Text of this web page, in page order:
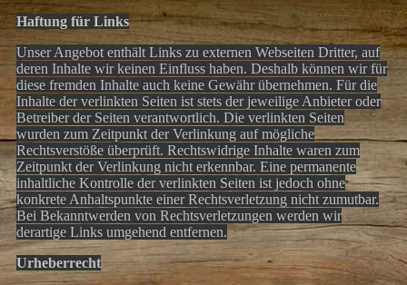
Haftung für Links
Unser Angebot enthält Links zu externen Webseiten Dritter, auf
deren Inhalte wir keinen Einfluss haben. Deshalb können wir für
diese fremden Inhalte auch keine Gewähr übernehmen. Für die
Inhalte der verlinkten Seiten ist stets der jeweilige Anbieter oder
Betreiber der Seiten verantwortlich. Die verlinkten Seiten
wurden zum Zeitpunkt der Verlinkung auf mögliche
Rechtsverstöße überprüft. Rechtswidrige Inhalte waren zum
Zeitpunkt der Verlinkung nicht erkennbar. Eine permanente
inhaltliche Kontrolle der verlinkten Seiten ist jedoch ohne
konkrete Anhaltspunkte einer Rechtsverletzung nicht zumutbar.
Bei Bekanntwerden von Rechtsverletzungen werden wir
derartige Links umgehend entfernen.
Urheberrecht